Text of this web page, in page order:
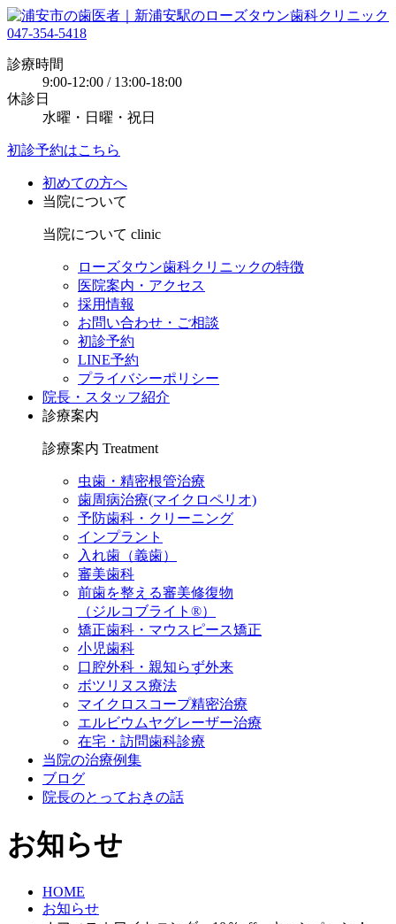
047-354-5418
診療時間
9:00-12:00 / 13:00-18:00
休診日
水曜・日曜・祝日
初診予約はこちら
初めての方へ
当院について
当院について clinic
ローズタウン歯科クリニックの特徴
医院案内・アクセス
採用情報
お問い合わせ・ご相談
初診予約
LINE予約
プライバシーポリシー
院長・スタッフ紹介
診療案内
診療案内 Treatment
虫歯・精密根管治療
歯周病治療(マイクロペリオ)
予防歯科・クリーニング
インプラント
入れ歯（義歯）
審美歯科
前歯を整える審美修復物
（ジルコブライト®）
矯正歯科・マウスピース矯正
小児歯科
口腔外科・親知らず外来
ボツリヌス療法
マイクロスコープ精密治療
エルビウムヤグレーザー治療
在宅・訪問歯科診療
当院の治療例集
ブログ
院長のとっておきの話
お知らせ
HOME
お知らせ